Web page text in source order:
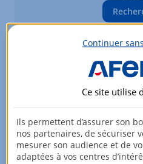
Vous souhaitez modifier
Plus
Biens similaires à
Élément 1 sur 3
Continuer
Ce site utilise
Ils permettent d’assurer son
nos partenaires, de sécuriser
mesurer son audience et de
adaptées à vos centres